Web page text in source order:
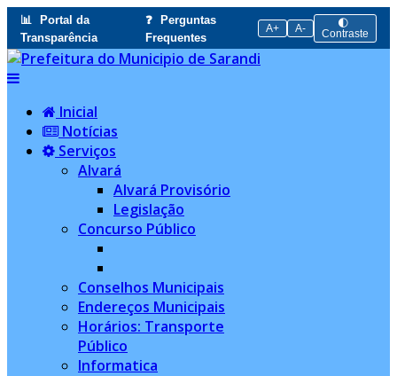
📊
Portal da
Transparência
❓
Perguntas
Frequentes
A+ A-
🌓
Contraste
Inicial
Notícias
Serviços
Alvará
Alvará Provisório
Legislação
Concurso Público
Conselhos Municipais
Endereços Municipais
Horários: Transporte
Público
Informatica